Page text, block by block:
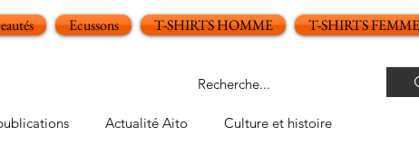
Ecussons T-SHIRTS HOMME T-SHIRTS FEMME
Actualité Aito Culture et histoire